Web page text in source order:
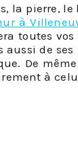
la pierre, le
à
toutes vos
de ses
De
à